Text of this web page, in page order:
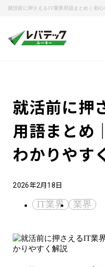
就活前に押さえるIT業界用語まとめ｜初心
就活前に押
用語まとめ
わかりやす
2026年2月18日
IT業界 業界